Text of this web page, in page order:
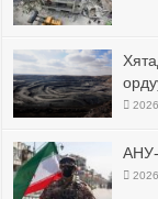
АНУ-